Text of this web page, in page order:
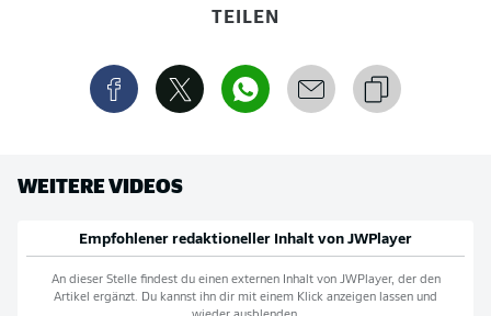
TEILEN
WEITERE VIDEOS
Empfohlener redaktioneller Inhalt von JWPlayer
An dieser Stelle findest du einen externen Inhalt von JWPlayer, der den
Artikel ergänzt. Du kannst ihn dir mit einem Klick anzeigen lassen und